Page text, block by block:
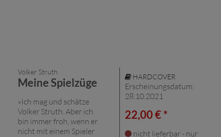
Volker Struth
Meine Spielzüge
»Ich mag und schätze
Volker Struth. Aber ich
bin immer froh, wenn er
nicht mit einem Spieler
HARDCOVER
Erscheinungsdatum:
28.10.2021
22,00 € *
nicht lieferbar - nur